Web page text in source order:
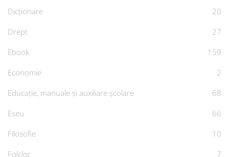
Dicționare
20
Drept
27
Ebook
159
Economie
2
Educație, manuale și auxiliare școlare
68
Eseu
66
Filosofie
10
Folclor
7